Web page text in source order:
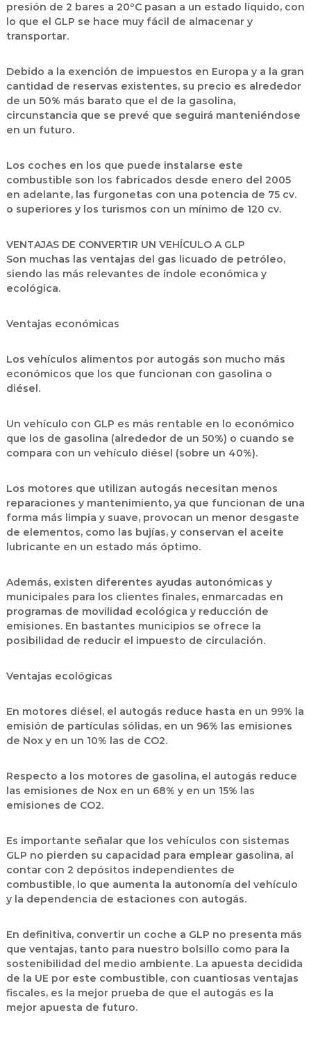
presión de 2 bares a 20ºC pasan a un estado líquido, con
lo que el GLP se hace muy fácil de almacenar y
transportar.
Debido a la exención de impuestos en Europa y a la gran
cantidad de reservas existentes, su precio es alrededor
de un 50% más barato que el de la gasolina,
circunstancia que se prevé que seguirá manteniéndose
en un futuro.
Los coches en los que puede instalarse este
combustible son los fabricados desde enero del 2005
en adelante, las furgonetas con una potencia de 75 cv.
o superiores y los turismos con un mínimo de 120 cv.
VENTAJAS DE CONVERTIR UN VEHÍCULO A GLP
Son muchas las ventajas del gas licuado de petróleo,
siendo las más relevantes de índole económica y
ecológica.
Ventajas económicas
Los vehículos alimentos por autogás son mucho más
económicos que los que funcionan con gasolina o
diésel.
Un vehículo con GLP es más rentable en lo económico
que los de gasolina (alrededor de un 50%) o cuando se
compara con un vehículo diésel (sobre un 40%).
Los motores que utilizan autogás necesitan menos
reparaciones y mantenimiento, ya que funcionan de una
forma más limpia y suave, provocan un menor desgaste
de elementos, como las bujías, y conservan el aceite
lubricante en un estado más óptimo.
Además, existen diferentes ayudas autonómicas y
municipales para los clientes finales, enmarcadas en
programas de movilidad ecológica y reducción de
emisiones. En bastantes municipios se ofrece la
posibilidad de reducir el impuesto de circulación.
Ventajas ecológicas
En motores diésel, el autogás reduce hasta en un 99% la
emisión de partículas sólidas, en un 96% las emisiones
de Nox y en un 10% las de CO2.
Respecto a los motores de gasolina, el autogás reduce
las emisiones de Nox en un 68% y en un 15% las
emisiones de CO2.
Es importante señalar que los vehículos con sistemas
GLP no pierden su capacidad para emplear gasolina, al
contar con 2 depósitos independientes de
combustible, lo que aumenta la autonomía del vehículo
y la dependencia de estaciones con autogás.
En definitiva, convertir un coche a GLP no presenta más
que ventajas, tanto para nuestro bolsillo como para la
sostenibilidad del medio ambiente. La apuesta decidida
de la UE por este combustible, con cuantiosas ventajas
fiscales, es la mejor prueba de que el autogás es la
mejor apuesta de futuro.